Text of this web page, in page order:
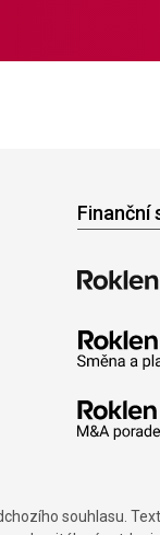
Finanční
souhlasu.